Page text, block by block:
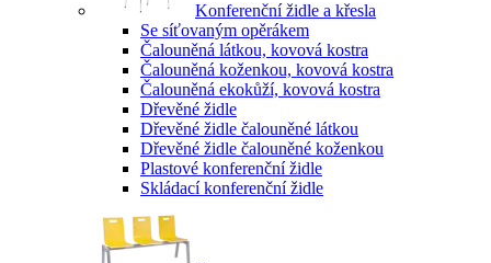
Konferenční židle a křesla
Se síťovaným opěrákem
Čalouněná látkou, kovová kostra
Čalouněná koženkou, kovová kostra
Čalouněná ekokůží, kovová kostra
Dřevěné židle
Dřevěné židle čalouněné látkou
Dřevěné židle čalouněné koženkou
Plastové konferenční židle
Skládací konferenční židle